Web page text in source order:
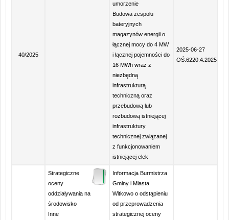
40/2025
umorzenie
Budowa zespołu
bateryjnych
magazynów energii o
łącznej mocy do 4 MW
i łącznej pojemności do
16 MWh wraz z
niezbędną
infrastrukturą
techniczną oraz
przebudową lub
rozbudową istniejącej
infrastruktury
technicznej związanej
z funkcjonowaniem
istniejącej elek
2025-06-27
OŚ.6220.4.2025
Strategiczne
oceny
oddziaływania na
środowisko
Inne
Informacja Burmistrza
Gminy i Miasta
Witkowo o odstąpieniu
od przeprowadzenia
strategicznej oceny